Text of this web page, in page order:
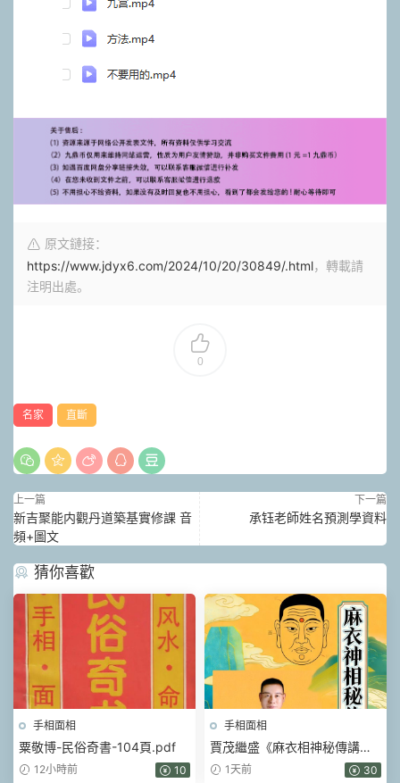
原文鏈接：
https://www.jdyx6.com/2024/10/20/30849/.html，轉載請
注明出處。
0
名家 直斷
上一篇
新吉聚能内觀丹道築基實修課 音
頻+圖文
下一篇
承钰老師姓名預測學資料
猜你喜歡
手相面相
粟敬博-民俗奇書-104頁.pdf
12小時前 10
手相面相
賈茂繼‬盛《麻衣相神‬秘傳講筆
義‬記+麻衣神相藝四‬通玄高面階‬
1天前 30